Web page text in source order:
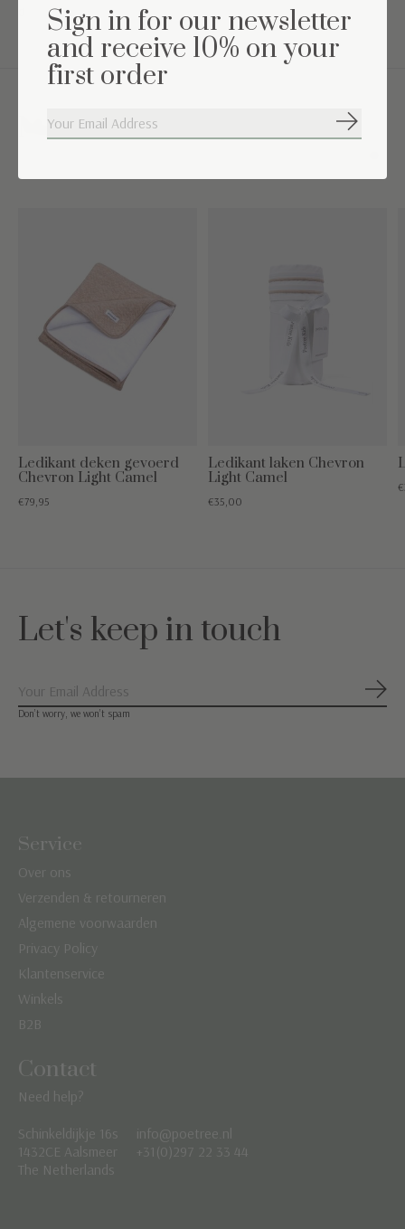
de 16°C-19°C)
Maak de set compleet
Carousel items
Ledikant deken gevoerd
Chevron Light Camel
€79,95
Ledikant laken Chevron
Light Camel
€35,00
Let's keep in touch
Don’t worry, we won’t spam
Service
Over ons
Verzenden & retourneren
Algemene voorwaarden
Privacy Policy
Klantenservice
Winkels
B2B
Contact
Need help?
Schinkeldijkje 16s
1432CE Aalsmeer
The Netherlands
info@poetree.nl
+31(0)297 22 33 44
Nederlands
Sign in for our newsletter
and receive 10% on your
first order
Abonneer